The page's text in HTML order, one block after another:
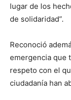
lugar de los
de solidaridad”.
Reconoció
emergencia que
respeto con el
ciudadanía han